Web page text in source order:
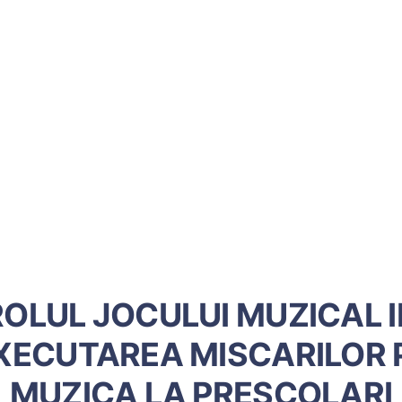
JOCULUI MUZICAL
MISCARILOR
MUZICA LA PRESCOLARI